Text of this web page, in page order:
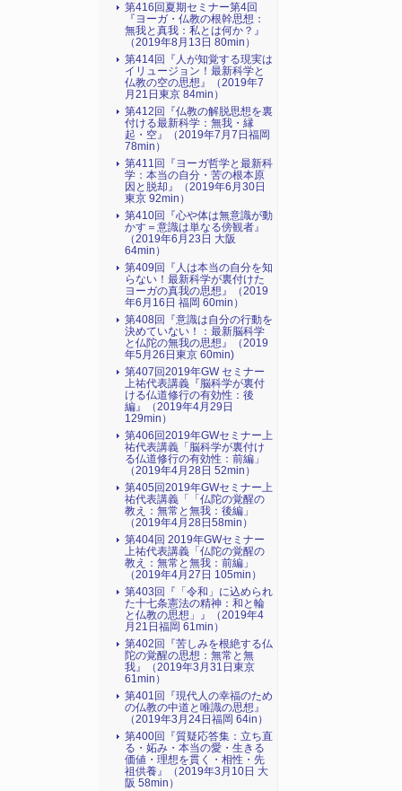
第416回夏期セミナー第4回
『ヨーガ・仏教の根幹思想：
無我と真我：私とは何か？』
（2019年8月13日 80min）
第414回『人が知覚する現実は
イリュージョン！最新科学と
仏教の空の思想』（2019年7
月21日東京 84min）
第412回『仏教の解脱思想を裏
付ける最新科学：無我・縁
起・空』（2019年7月7日福岡
78min）
第411回『ヨーガ哲学と最新科
学：本当の自分・苦の根本原
因と脱却』（2019年6月30日
東京 92min）
第410回『心や体は無意識が動
かす＝意識は単なる傍観者』
（2019年6月23日 大阪
64min）
第409回『人は本当の自分を知
らない！最新科学が裏付けた
ヨーガの真我の思想』（2019
年6月16日 福岡 60min）
第408回『意識は自分の行動を
決めていない！：最新脳科学
と仏陀の無我の思想』（2019
年5月26日東京 60min)
第407回2019年GW セミナー
上祐代表講義『脳科学が裏付
ける仏道修行の有効性：後
編』（2019年4月29日
129min）
第406回2019年GWセミナー上
祐代表講義「脳科学が裏付け
る仏道修行の有効性：前編」
（2019年4月28日 52min）
第405回2019年GWセミナー上
祐代表講義「「仏陀の覚醒の
教え：無常と無我：後編」
（2019年4月28日58min）
第404回 2019年GWセミナー
上祐代表講義「仏陀の覚醒の
教え：無常と無我：前編」
（2019年4月27日 105min）
第403回『「令和」に込められ
た十七条憲法の精神：和と輪
と仏教の思想」』（2019年4
月21日福岡 61min）
第402回『苦しみを根絶する仏
陀の覚醒の思想：無常と無
我』（2019年3月31日東京
61min）
第401回『現代人の幸福のため
の仏教の中道と唯識の思想』
（2019年3月24日福岡 64in）
第400回『質疑応答集：立ち直
る・妬み・本当の愛・生きる
価値・理想を貫く・相性・先
祖供養』（2019年3月10日 大
阪 58min）